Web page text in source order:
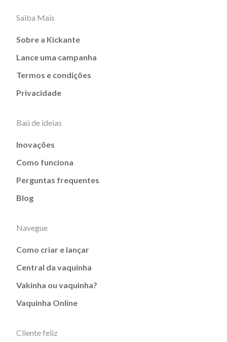
Saiba Mais
Sobre a Kickante
Lance uma campanha
Termos e condições
Privacidade
Baú de ideias
Inovações
Como funciona
Perguntas frequentes
Blog
Navegue
Como criar e lançar
Central da vaquinha
Vakinha ou vaquinha?
Vaquinha Online
Cliente feliz